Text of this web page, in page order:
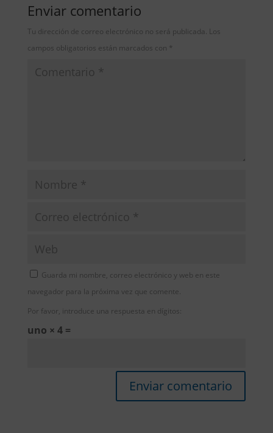
Enviar comentario
Tu dirección de correo electrónico no será publicada. Los
campos obligatorios están marcados con *
Guarda mi nombre, correo electrónico y web en este
navegador para la próxima vez que comente.
Por favor, introduce una respuesta en dígitos:
uno × 4 =